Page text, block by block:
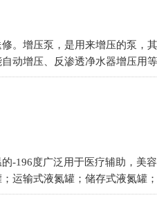
。增压泵，是用来增压的泵，
动增压、反渗透净水器增压用
-196度广泛用于医疗辅助，美
运输式液氮罐；储存式液氮罐